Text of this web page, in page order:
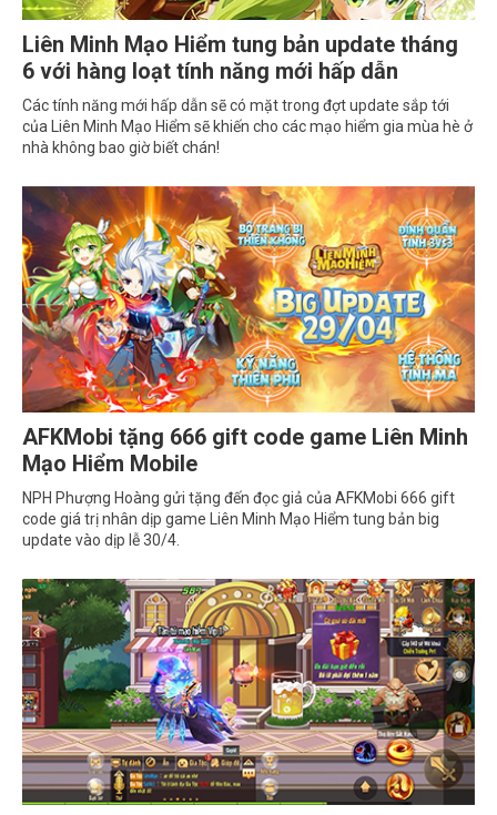
Liên Minh Mạo Hiểm tung bản update tháng
6 với hàng loạt tính năng mới hấp dẫn
Các tính năng mới hấp dẫn sẽ có mặt trong đợt update sắp tới
của Liên Minh Mạo Hiểm sẽ khiến cho các mạo hiểm gia mùa hè ở
nhà không bao giờ biết chán!
AFKMobi tặng 666 gift code game Liên Minh
Mạo Hiểm Mobile
NPH Phượng Hoàng gửi tặng đến đọc giả của AFKMobi 666 gift
code giá trị nhân dịp game Liên Minh Mạo Hiểm tung bản big
update vào dịp lễ 30/4.